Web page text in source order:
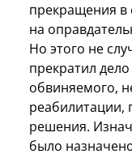
прекращения в
на
Но этого не
прекратил
обвиняемого,
реабилитации,
решения.
было